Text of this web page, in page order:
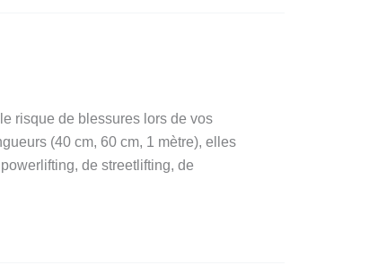
risque de blessures lors de vos
(40 cm, 60 cm, 1 mètre), elles
de streetlifting, de